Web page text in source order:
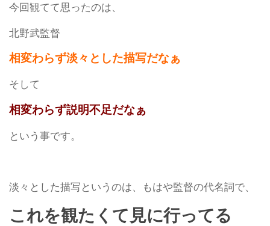
今回観てて思ったのは、
北野武監督
相変わらず淡々とした描写だなぁ
そして
相変わらず説明不足だなぁ
という事です。
淡々とした描写というのは、もはや監督の代名詞で、
これを観たくて見に行ってる